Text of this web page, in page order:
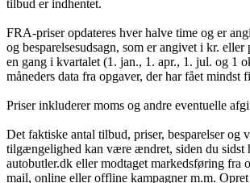
tilbud er indhentet.
FRA-priser opdateres hver halve time og er
og besparelsesudsagn, som er angivet i kr. eller
en gang i kvartalet (1. jan., 1. apr., 1. jul. og 1
måneders data fra opgaver, der har fået mindst
Priser inkluderer moms og andre eventuelle
Det faktiske antal tilbud, priser, besparelser og
tilgængelighed kan være ændret, siden du sidst
autobutler.dk eller modtaget markedsføring fra
mail, online eller offline kampagner m.m.